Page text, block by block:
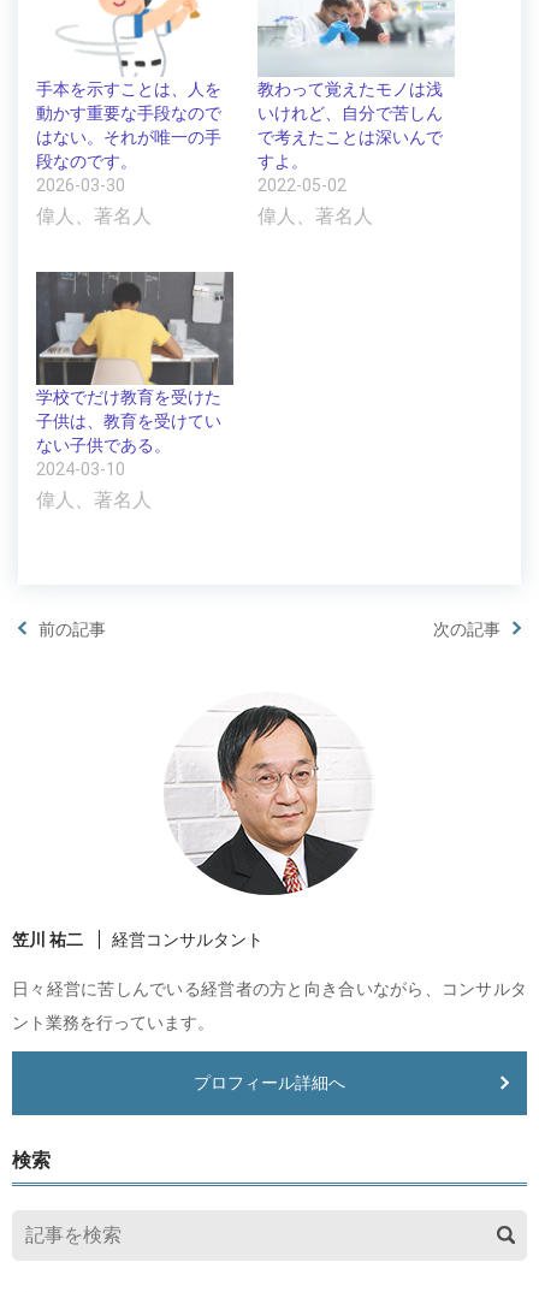
手本を示すことは、人を
動かす重要な手段なので
はない。それが唯一の手
段なのです。
2026-03-30
偉人、著名人
教わって覚えたモノは浅
いけれど、自分で苦しん
で考えたことは深いんで
すよ。
2022-05-02
偉人、著名人
学校でだけ教育を受けた
子供は、教育を受けてい
ない子供である。
2024-03-10
偉人、著名人
前の記事 次の記事
笠川 祐二 経営コンサルタント
日々経営に苦しんでいる経営者の方と向き合いながら、コンサルタ
ント業務を行っています。
プロフィール詳細へ
検索